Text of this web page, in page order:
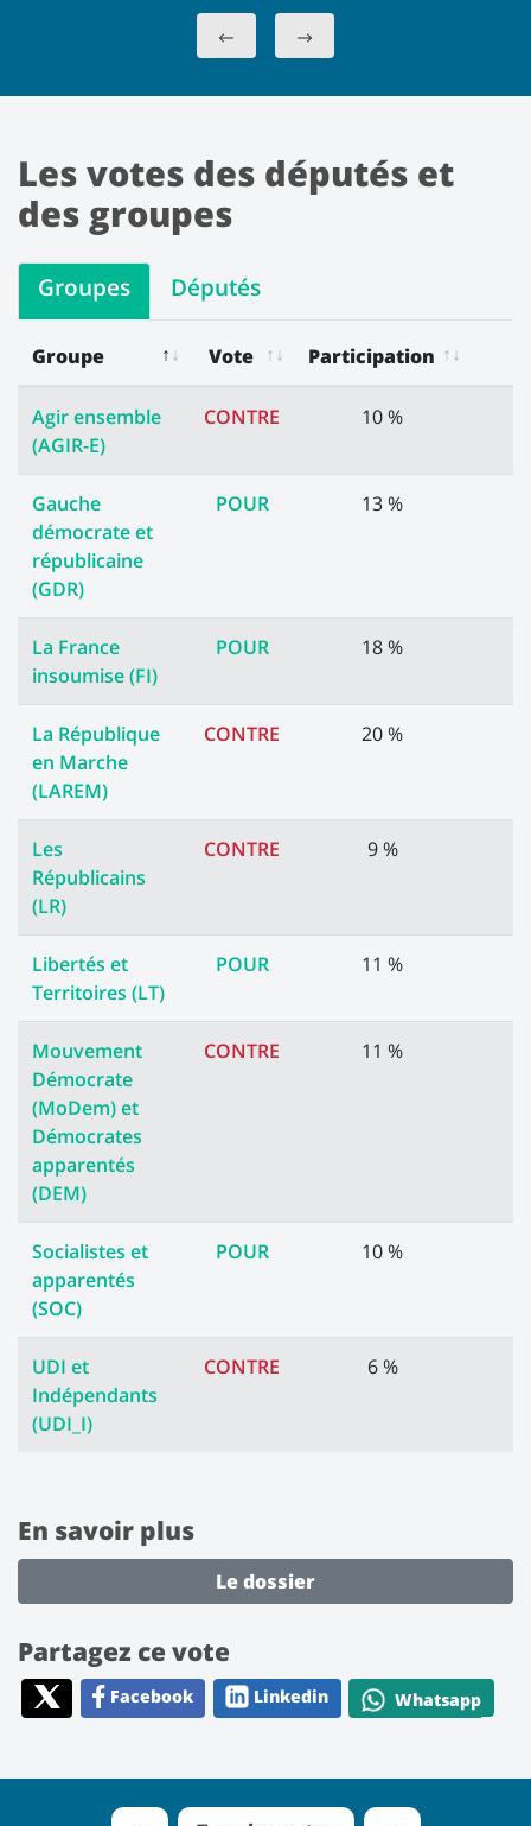
Les votes des députés et
des groupes
Groupes Députés
Groupe Vote Participation
Agir ensemble
(AGIR-E)
CONTRE 10 %
Gauche
démocrate et
républicaine
(GDR)
POUR 13 %
La France
insoumise (FI)
POUR 18 %
La République
en Marche
(LAREM)
CONTRE 20 %
Les
Républicains
(LR)
CONTRE 9 %
Libertés et
Territoires (LT)
POUR 11 %
Mouvement
Démocrate
(MoDem) et
Démocrates
apparentés
(DEM)
CONTRE 11 %
Socialistes et
apparentés
(SOC)
POUR 10 %
UDI et
Indépendants
(UDI_I)
CONTRE 6 %
En savoir plus
Le dossier
Partagez ce vote
Facebook Linkedin Whatsapp